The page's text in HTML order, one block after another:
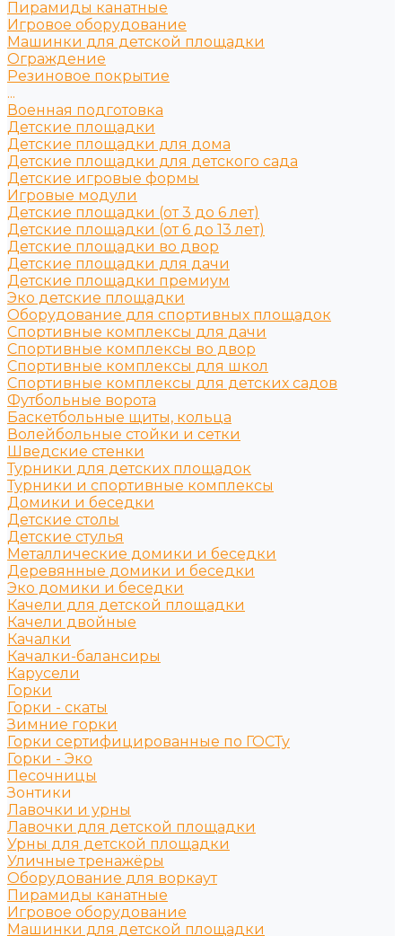
Пирамиды канатные
Игровое оборудование
Машинки для детской площадки
Ограждение
Резиновое покрытие
...
Военная подготовка
Детские площадки
Детские площадки для дома
Детские площадки для детского сада
Детские игровые формы
Игровые модули
Детские площадки (от 3 до 6 лет)
Детские площадки (от 6 до 13 лет)
Детские площадки во двор
Детские площадки для дачи
Детские площадки премиум
Эко детские площадки
Оборудование для спортивных площадок
Спортивные комплексы для дачи
Спортивные комплексы во двор
Спортивные комплексы для школ
Спортивные комплексы для детских садов
Футбольные ворота
Баскетбольные щиты, кольца
Волейбольные стойки и сетки
Шведские стенки
Турники для детских площадок
Турники и спортивные комплексы
Домики и беседки
Детские столы
Детские стулья
Металлические домики и беседки
Деревянные домики и беседки
Эко домики и беседки
Качели для детской площадки
Качели двойные
Качалки
Качалки-балансиры
Карусели
Горки
Горки - скаты
Зимние горки
Горки сертифицированные по ГОСТу
Горки - Эко
Песочницы
Зонтики
Лавочки и урны
Лавочки для детской площадки
Урны для детской площадки
Уличные тренажёры
Оборудование для воркаут
Пирамиды канатные
Игровое оборудование
Машинки для детской площадки